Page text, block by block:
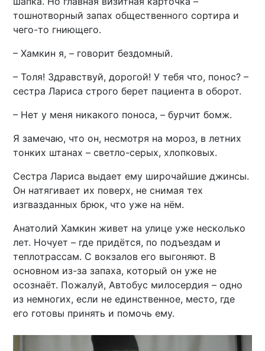
тошнотворный запах общественного сортира и
чего-то гниющего.
– Хамкин я, – говорит бездомный.
– Толя! Здравствуй, дорогой! У тебя что, понос? –
сестра Лариса строго берет пациента в оборот.
– Нет у меня никакого поноса, – бурчит бомж.
Я замечаю, что он, несмотря на мороз, в летних
тонких штанах – светло-серых, хлопковых.
Сестра Лариса выдает ему широчайшие джинсы.
Он натягивает их поверх, не снимая тех
изгвазданных брюк, что уже на нём.
Анатолий Хамкин живет на улице уже несколько
лет. Ночует – где придётся, по подъездам и
теплотрассам. С вокзалов его выгоняют. В
основном из-за запаха, который он уже не
осознаёт. Пожалуй, Автобус милосердия – одно
из немногих, если не единственное, место, где
его готовы принять и помочь ему.